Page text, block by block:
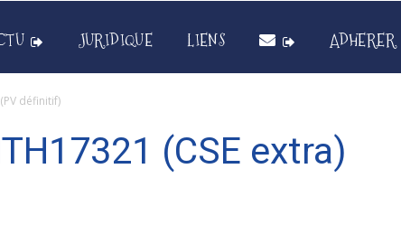
JURIDIQUE LIENS ADHERER
définitif)
(CSE extra)